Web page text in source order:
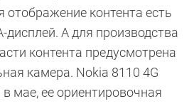
отображение контента есть
А для производства
контента предусмотрена
камера. Nokia 8110 4G
мае, ее ориентировочная